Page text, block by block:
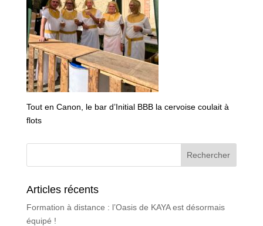
Tout en Canon, le bar d’Initial BBB la cervoise coulait à
flots
Articles récents
Formation à distance : l’Oasis de KAYA est désormais
équipé !